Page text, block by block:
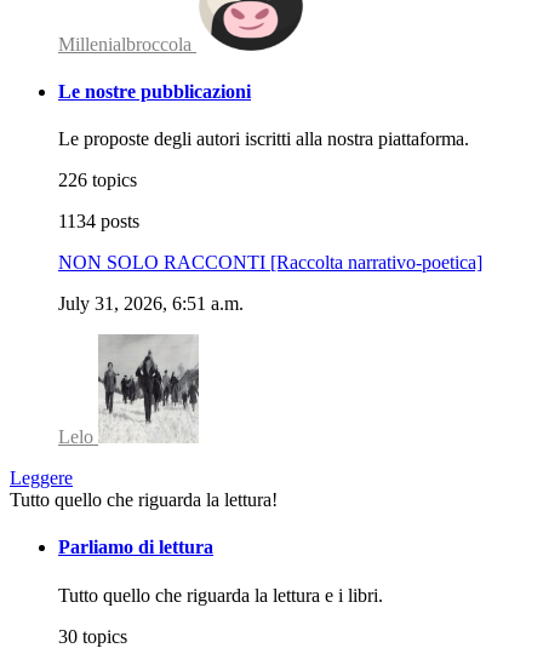
Millenialbroccola
Le nostre pubblicazioni
Le proposte degli autori iscritti alla nostra piattaforma.
226 topics
1134 posts
NON SOLO RACCONTI [Raccolta narrativo-poetica]
July 31, 2026, 6:51 a.m.
Lelo
Leggere
Tutto quello che riguarda la lettura!
Parliamo di lettura
Tutto quello che riguarda la lettura e i libri.
30 topics